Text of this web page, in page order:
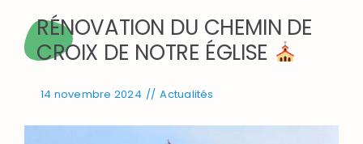
RÉNOVATION DU CHEMIN DE
CROIX DE NOTRE ÉGLISE
14 novembre 2024 // Actualités